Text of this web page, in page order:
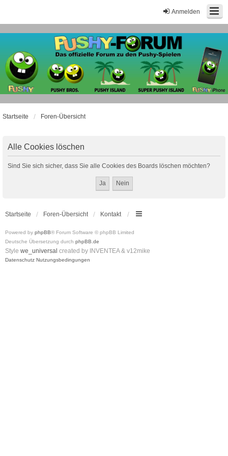
Anmelden
Startseite Foren-Übersicht
Alle Cookies löschen
Sind Sie sich sicher, dass Sie alle Cookies des Boards löschen möchten?
Startseite Foren-Übersicht Kontakt
Powered by phpBB® Forum Software © phpBB Limited
Deutsche Übersetzung durch phpBB.de
Style we_universal created by INVENTEA & v12mike
Datenschutz Nutzungsbedingungen